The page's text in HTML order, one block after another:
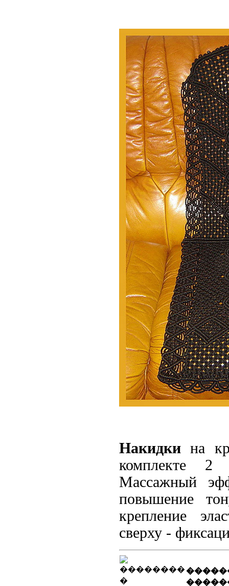
Накидки на
комплекте 2
Массажный
повышение
крепление
сверху -